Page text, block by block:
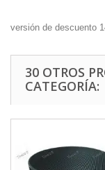
versión de descuento
30 OTROS
CATEGORÍA: